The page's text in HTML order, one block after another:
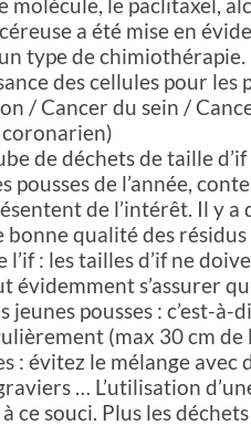
a été mise en
type de
des cellules pour les
/ Cancer du sein /
de déchets de taille
pousses de l’année,
de l’intérêt. Il y a
bonne qualité des résidus
: les tailles d’if ne
s’assurer
pousses : c’est-à-
(max 30 cm
: évitez le mélange avec
… L’utilisation
ce souci. Plus les